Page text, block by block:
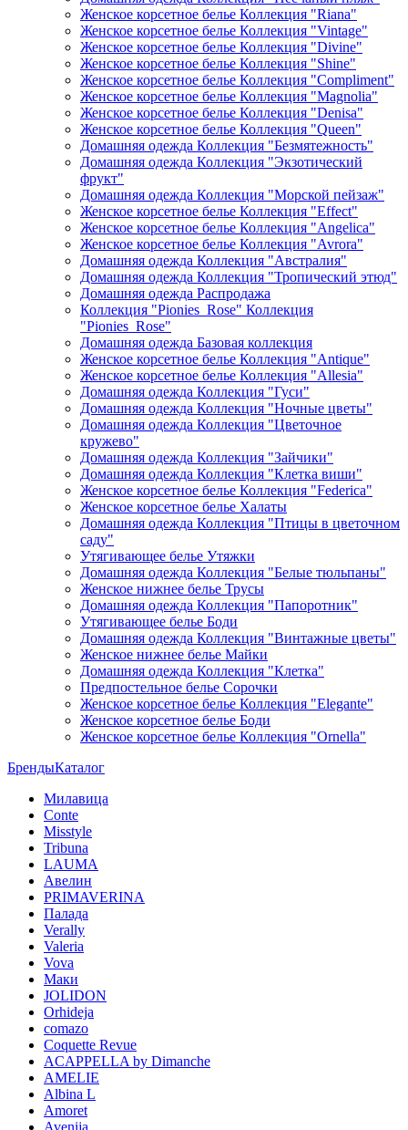
Женское корсетное белье Коллекция "Riana"
Женское корсетное белье Коллекция "Vintage"
Женское корсетное белье Коллекция "Divine"
Женское корсетное белье Коллекция "Shine"
Женское корсетное белье Коллекция "Compliment"
Женское корсетное белье Коллекция "Magnolia"
Женское корсетное белье Коллекция "Denisa"
Женское корсетное белье Коллекция "Queen"
Домашняя одежда Коллекция "Безмятежность"
Домашняя одежда Коллекция "Экзотический
фрукт"
Домашняя одежда Коллекция "Морской пейзаж"
Женское корсетное белье Коллекция "Effect"
Женское корсетное белье Коллекция "Angelica"
Женское корсетное белье Коллекция "Avrora"
Домашняя одежда Коллекция "Австралия"
Домашняя одежда Коллекция "Тропический этюд"
Домашняя одежда Распродажа
Коллекция "Pionies_Rose" Коллекция
"Pionies_Rose"
Домашняя одежда Базовая коллекция
Женское корсетное белье Коллекция "Antique"
Женское корсетное белье Коллекция "Allesia"
Домашняя одежда Коллекция "Гуси"
Домашняя одежда Коллекция "Ночные цветы"
Домашняя одежда Коллекция "Цветочное
кружево"
Домашняя одежда Коллекция "Зайчики"
Домашняя одежда Коллекция "Клетка виши"
Женское корсетное белье Коллекция "Federica"
Женское корсетное белье Халаты
Домашняя одежда Коллекция "Птицы в цветочном
саду"
Утягивающее белье Утяжки
Домашняя одежда Коллекция "Белые тюльпаны"
Женское нижнее белье Трусы
Домашняя одежда Коллекция "Папоротник"
Утягивающее белье Боди
Домашняя одежда Коллекция "Винтажные цветы"
Женское нижнее белье Майки
Домашняя одежда Коллекция "Клетка"
Предпостельное белье Сорочки
Женское корсетное белье Коллекция "Elegante"
Женское корсетное белье Боди
Женское корсетное белье Коллекция "Ornella"
БрендыКаталог
Милавица
Conte
Misstyle
Tribuna
LAUMA
Авелин
PRIMAVERINA
Палада
Verally
Valeria
Vova
Маки
JOLIDON
Orhideja
comazo
Coquette Revue
ACAPPELLA by Dimanche
AMELIE
Albina L
Amoret
Avenija